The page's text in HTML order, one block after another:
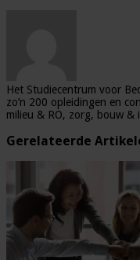
Het Studiecentrum voor
zo’n 200 opleidingen en
milieu & RO, zorg, bouw &
Gerelateerde